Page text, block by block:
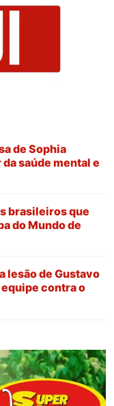
de Sophia
saúde mental e
brasileiros que
do Mundo de
lesão de Gustavo
contra o